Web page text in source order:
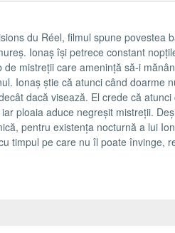
du Réel, filmul spune povestea
Ionaș își petrece constant
de mistreții care amenință să-i
Ionaș știe că atunci când doarme
dacă visează. El crede că
ploaia aduce negreșit mistreții.
pentru existența nocturnă a lui
timpul pe care nu îl poate învinge,